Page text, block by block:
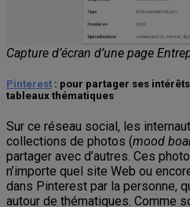
Capture d’écran d’une page
Pinterest : pour partager ses
tableaux thématiques
Sur ce réseau social, les
collections de photos (mood
partager avec d’autres. Ces
n’importe quel site Web ou
dans Pinterest par la personne,
autour de thématiques. Comme